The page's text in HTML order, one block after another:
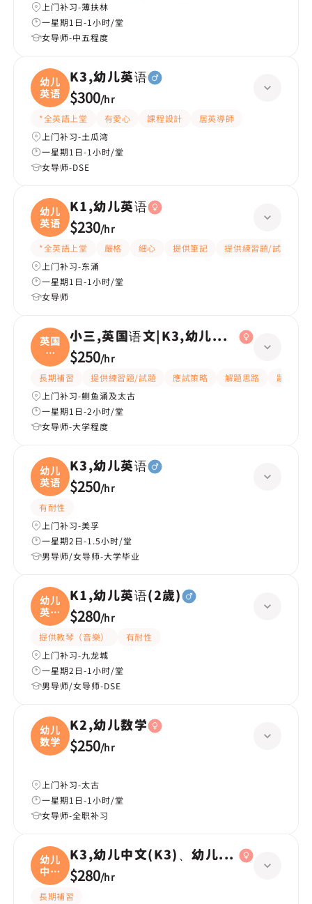
上门补习-薄扶林
一星期1日-1小时/堂
女导师-中五程度
幼儿
英语
K3,幼儿英语
$300/hr
*全英語上堂 有愛心 課程設計
居英導師
上门补习-土瓜湾
一星期1日-1小时/堂
女导师-DSE
幼儿
英语
K1,幼儿英语
$230/hr
*全英語上堂 嚴格 細心 提供筆記 提供練習題/試題
上门补习-东涌
一星期1日-1小时/堂
女导师
英国
语
文|
小三,英国语文|K3,幼儿英语
$250/hr
長期補習 提供練習題/試題 應試策略 解題思路
題目講解
上门补习-鲗鱼涌及太古
一星期1日-2小时/堂
女导师-大学程度
幼儿
英语
K3,幼儿英语
$250/hr
有耐性
上门补习-美孚
一星期2日-1.5小时/堂
男导师/女导师-大学毕业
幼儿
英语
(
K1,幼儿英语(2歲)
$280/hr
提供教琴（音樂）
有耐性
上门补习-九龙城
一星期2日-1小时/堂
男导师/女导师-DSE
幼儿
数学
K2,幼儿数学
$250/hr
上门补习-太古
一星期1日-1小时/堂
女导师-全职补习
幼儿
中文
(
K3,幼儿中文(K3)、幼儿数学(K3)
$280/hr
長期補習